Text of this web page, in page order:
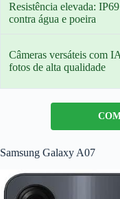
Resistência elevada: IP69
contra água e poeira
Câmeras versáteis com
fotos de alta qualidade
Samsung Galaxy A07